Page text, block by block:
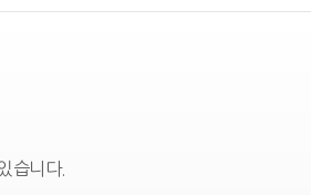
습니다.